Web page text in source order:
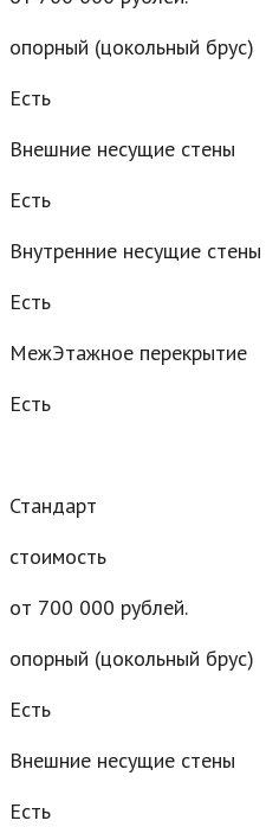
опорный (цокольный брус)
Есть
Внешние несущие стены
Есть
Внутренние несущие стены
Есть
МежЭтажное перекрытие
Есть
Стандарт
стоимость
от 700 000 рублей.
опорный (цокольный брус)
Есть
Внешние несущие стены
Есть